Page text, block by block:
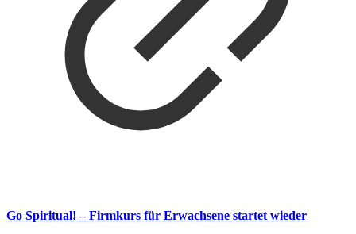
Go Spiritual! – Firmkurs für Erwachsene startet wieder